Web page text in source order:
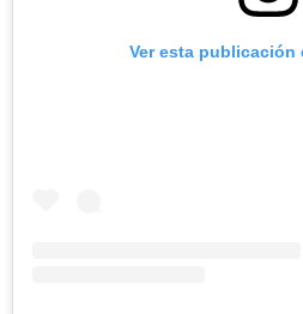
Ver esta publicación